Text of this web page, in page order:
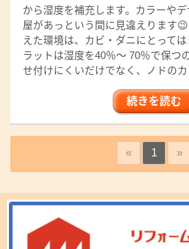
から湿度を補充します。カラーや
屋があっという間に見違えります
えた環境は、カビ・ダニにとって
ラットは湿度を40％～ 70％で保つ
せ付けにくいだけでなく、ノドの
続きを読む
« 1 »